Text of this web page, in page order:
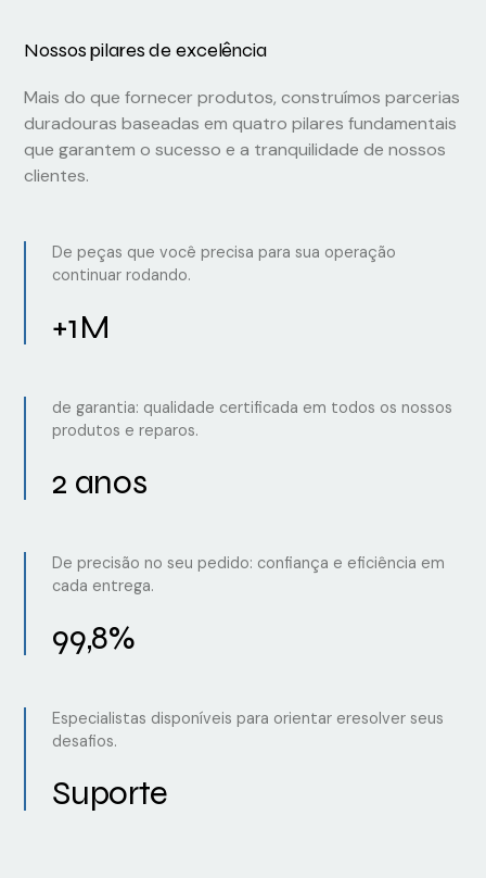
Nossos pilares de excelência
Mais do que fornecer produtos, construímos parcerias
duradouras baseadas em quatro pilares fundamentais
que garantem o sucesso e a tranquilidade de nossos
clientes.
De peças que você precisa para sua operação
continuar rodando.
+1M
de garantia: qualidade certificada em todos os nossos
produtos e reparos.
2 anos
De precisão no seu pedido: confiança e eficiência em
cada entrega.
99,8%
Especialistas disponíveis para orientar eresolver seus
desafios.
Suporte